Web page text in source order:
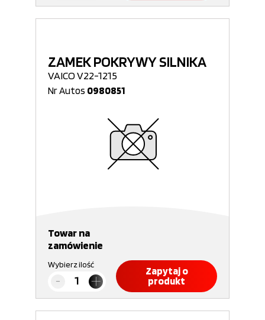
ZAMEK POKRYWY SILNIKA
VAICO V22-1215
Nr Autos 0980851
Towar na
zamówienie
Wybierz ilość
Zapytaj o
produkt